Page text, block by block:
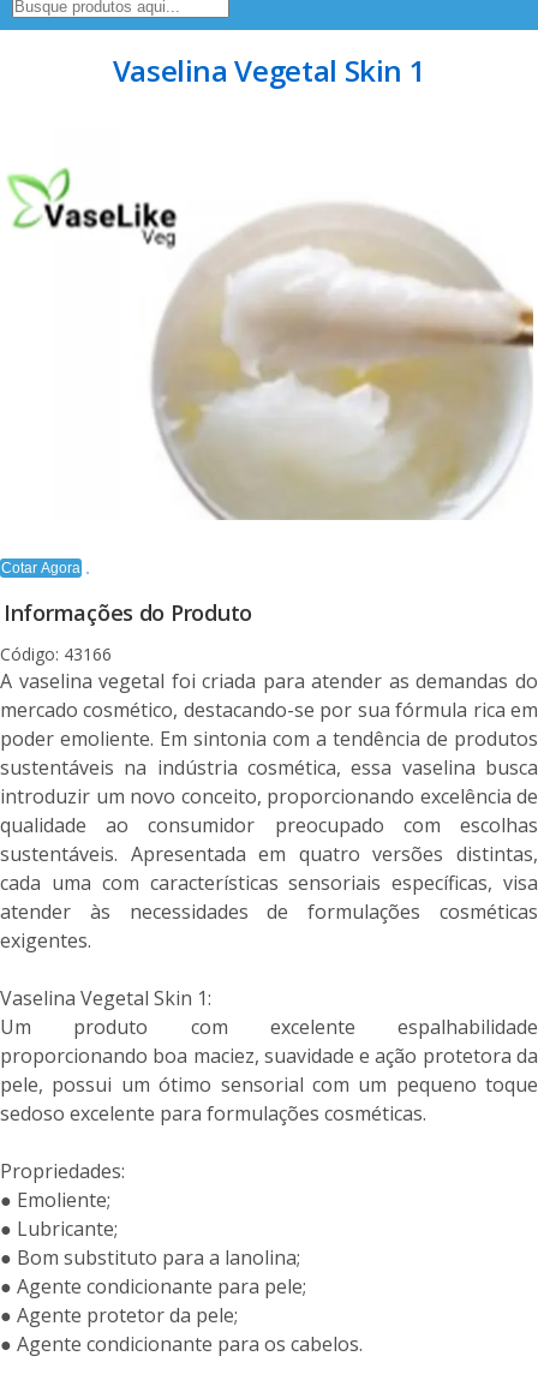
Vaselina Vegetal Skin 1
Cotar Agora
Informações do Produto
Código: 43166
A vaselina vegetal foi criada para atender as demandas do
mercado cosmético, destacando-se por sua fórmula rica em
poder emoliente. Em sintonia com a tendência de produtos
sustentáveis na indústria cosmética, essa vaselina busca
introduzir um novo conceito, proporcionando excelência de
qualidade ao consumidor preocupado com escolhas
sustentáveis. Apresentada em quatro versões distintas,
cada uma com características sensoriais específicas, visa
atender às necessidades de formulações cosméticas
exigentes.
Vaselina Vegetal Skin 1:
Um produto com excelente espalhabilidade
proporcionando boa maciez, suavidade e ação protetora da
pele, possui um ótimo sensorial com um pequeno toque
sedoso excelente para formulações cosméticas.
Propriedades:
● Emoliente;
● Lubricante;
● Bom substituto para a lanolina;
● Agente condicionante para pele;
● Agente protetor da pele;
● Agente condicionante para os cabelos.